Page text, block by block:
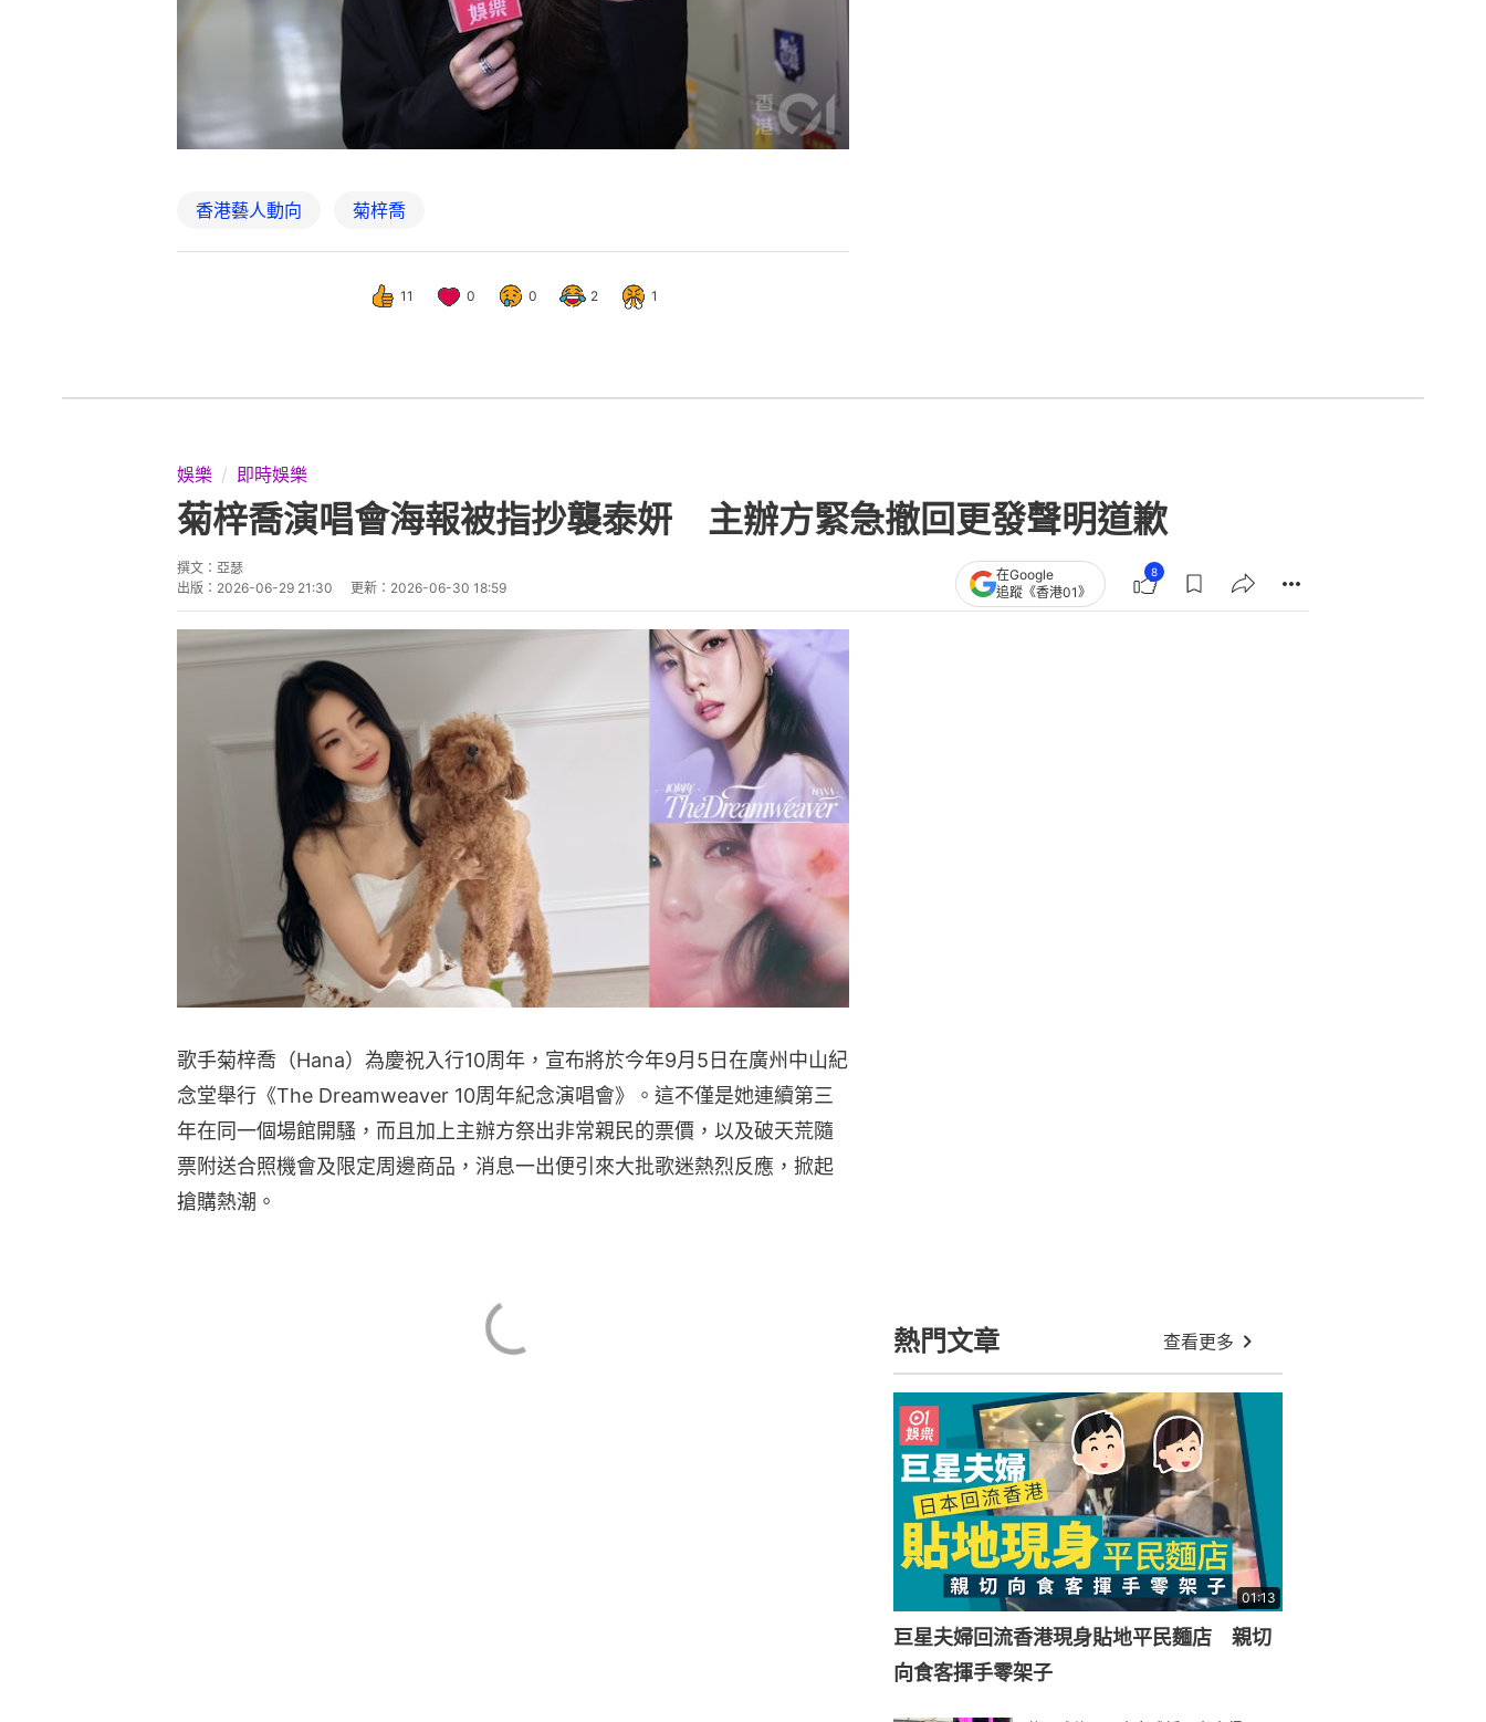
香港藝人動向 菊梓喬
11 0 0 2 1
娛樂 即時娛樂
菊梓喬演唱會海報被指抄襲泰妍 主辦方緊急撤回更發聲明道歉
撰文： 亞瑟
出版： 2026-06-29 21:30 更新： 2026-06-30 18:59
在Google
追蹤《香港01》
8
歌手菊梓喬（Hana）為慶祝入行10周年，宣布將於今年9月5日在廣州中山紀
念堂舉行《The Dreamweaver 10周年紀念演唱會》。這不僅是她連續第三
年在同一個場館開騷，而且加上主辦方祭出非常親民的票價，以及破天荒隨
票附送合照機會及限定周邊商品，消息一出便引來大批歌迷熱烈反應，掀起
搶購熱潮。
熱門文章 查看更多
01:13
巨星夫婦回流香港現身貼地平民麵店 親切
向食客揮手零架子